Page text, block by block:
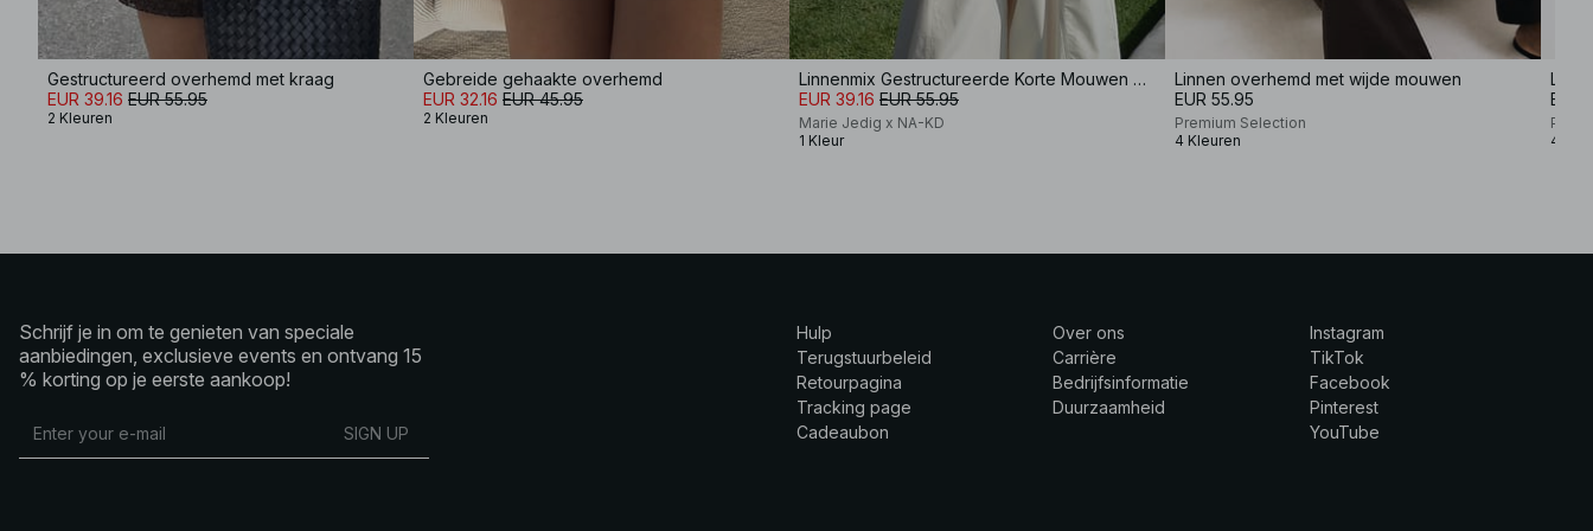
Gestructureerd overhemd met kraag
EUR 39.16 EUR 55.95
2 Kleuren
Gebreide gehaakte overhemd
EUR 32.16 EUR 45.95
2 Kleuren
Linnenmix Gestructureerde Korte Mouwen Shirt
EUR 39.16 EUR 55.95
Marie Jedig x NA-KD
1 Kleur
Linnen overhemd met wijde mouwen
EUR 55.95
Premium Selection
4 Kleuren
EUR
4
Schrijf je in om te genieten van speciale
aanbiedingen, exclusieve events en ontvang 15
% korting op je eerste aankoop!
SIGN UP
Hulp
Terugstuurbeleid
Retourpagina
Tracking page
Cadeaubon
Over ons
Carrière
Bedrijfsinformatie
Duurzaamheid
Instagram
TikTok
Facebook
Pinterest
YouTube